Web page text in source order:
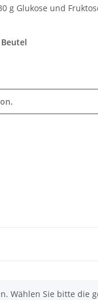
g Glukose und
Wählen Sie bitte die